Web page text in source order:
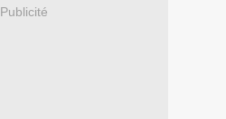
Publicité